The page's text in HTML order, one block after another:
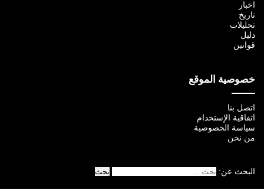
اخبار
تاريخ
تحليلات
دليل
قوانين
خصوصية الموقع
اتصل بنا
اتفاقية الإستخدام
سياسة الخصوصية
من نحن
البحث عن: